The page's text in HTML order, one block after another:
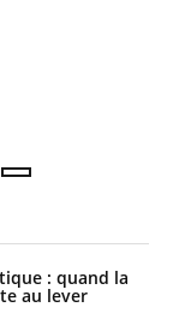
: quand la
au lever